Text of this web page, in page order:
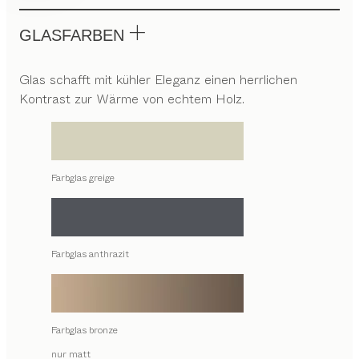
GLASFARBEN
Glas schafft mit kühler Eleganz einen herrlichen
Kontrast zur Wärme von echtem Holz.
Farbglas greige
Farbglas anthrazit
Farbglas bronze
nur matt